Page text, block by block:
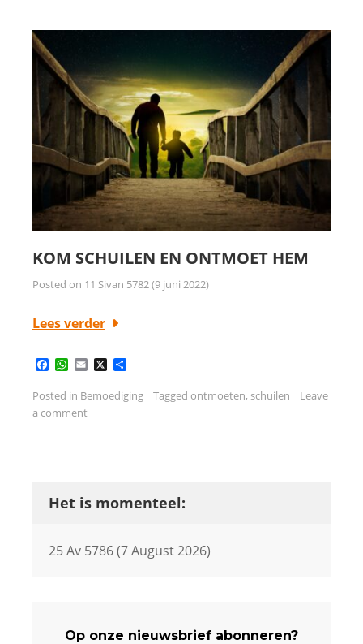
KOM SCHUILEN EN ONTMOET HEM
Posted on 11 Sivan 5782 (9 juni 2022)
Lees verder
Facebook
WhatsApp
Email
X
Posted in Bemoediging Tagged ontmoeten, schuilen
Leave
a comment
Het is momenteel:
25 Av 5786 (7 August 2026)
Op onze nieuwsbrief abonneren?